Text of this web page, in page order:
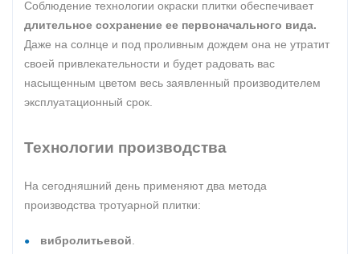
Соблюдение технологии окраски плитки обеспечивает
длительное сохранение ее первоначального вида.
Даже на солнце и под проливным дождем она не утратит
своей привлекательности и будет радовать вас
насыщенным цветом весь заявленный производителем
эксплуатационный срок.
Технологии производства
На сегодняшний день применяют два метода
производства тротуарной плитки:
вибролитьевой